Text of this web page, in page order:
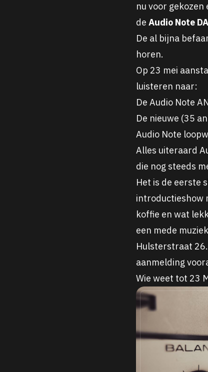
nu voor
de Audio Note
De al bijna
horen.
Op 23 mei
luisteren naar:
De Audio Note
De nieuwe (35
Audio Note
Alles uiteraard
die nog steeds
Het is de eerste
introductieshow
koffie en wat
een mede
Hulsterstraat
aanmelding
Wie weet tot 23